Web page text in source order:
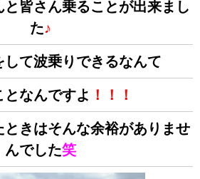
と皆さん乗ることが出来まし
た♪
して波乗りできるなんて
となんですよ ！！！
きはそんな余裕がありませ
んでした笑